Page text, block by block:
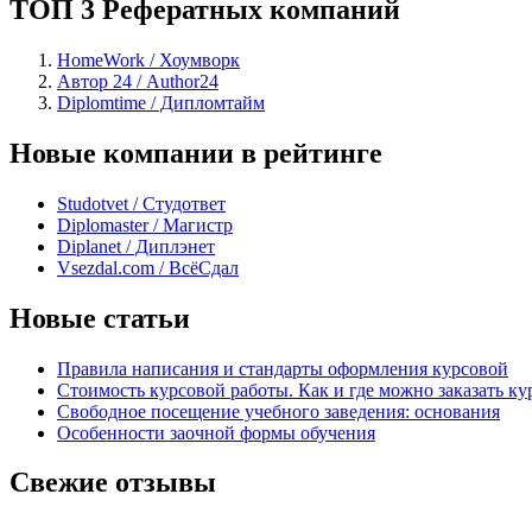
ТОП 3 Рефератных компаний
HomeWork / Хоумворк
Автор 24 / Author24
Diplomtime / Дипломтайм
Новые компании в рейтинге
Studotvet / Студответ
Diplomaster / Магистр
Diplanet / Диплэнет
Vsezdal.com / ВсёСдал
Новые статьи
Правила написания и стандарты оформления курсовой
Стоимость курсовой работы. Как и где можно заказать
Свободное посещение учебного заведения: основания
Особенности заочной формы обучения
Свежие отзывы